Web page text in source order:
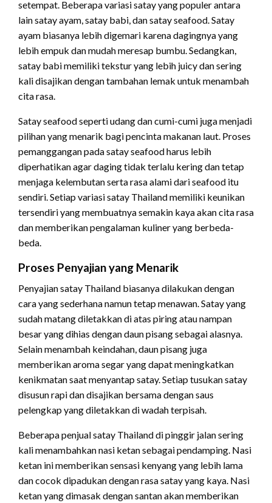
setempat. Beberapa variasi satay yang populer antara
lain satay ayam, satay babi, dan satay seafood. Satay
ayam biasanya lebih digemari karena dagingnya yang
lebih empuk dan mudah meresap bumbu. Sedangkan,
satay babi memiliki tekstur yang lebih juicy dan sering
kali disajikan dengan tambahan lemak untuk menambah
cita rasa.
Satay seafood seperti udang dan cumi-cumi juga menjadi
pilihan yang menarik bagi pencinta makanan laut. Proses
pemanggangan pada satay seafood harus lebih
diperhatikan agar daging tidak terlalu kering dan tetap
menjaga kelembutan serta rasa alami dari seafood itu
sendiri. Setiap variasi satay Thailand memiliki keunikan
tersendiri yang membuatnya semakin kaya akan cita rasa
dan memberikan pengalaman kuliner yang berbeda-
beda.
Proses Penyajian yang Menarik
Penyajian satay Thailand biasanya dilakukan dengan
cara yang sederhana namun tetap menawan. Satay yang
sudah matang diletakkan di atas piring atau nampan
besar yang dihias dengan daun pisang sebagai alasnya.
Selain menambah keindahan, daun pisang juga
memberikan aroma segar yang dapat meningkatkan
kenikmatan saat menyantap satay. Setiap tusukan satay
disusun rapi dan disajikan bersama dengan saus
pelengkap yang diletakkan di wadah terpisah.
Beberapa penjual satay Thailand di pinggir jalan sering
kali menambahkan nasi ketan sebagai pendamping. Nasi
ketan ini memberikan sensasi kenyang yang lebih lama
dan cocok dipadukan dengan rasa satay yang kaya. Nasi
ketan yang dimasak dengan santan akan memberikan